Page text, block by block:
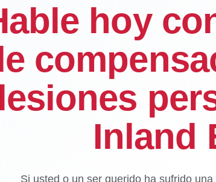
hoy
lesiones
Inland
Si usted o un ser querido ha sufrido